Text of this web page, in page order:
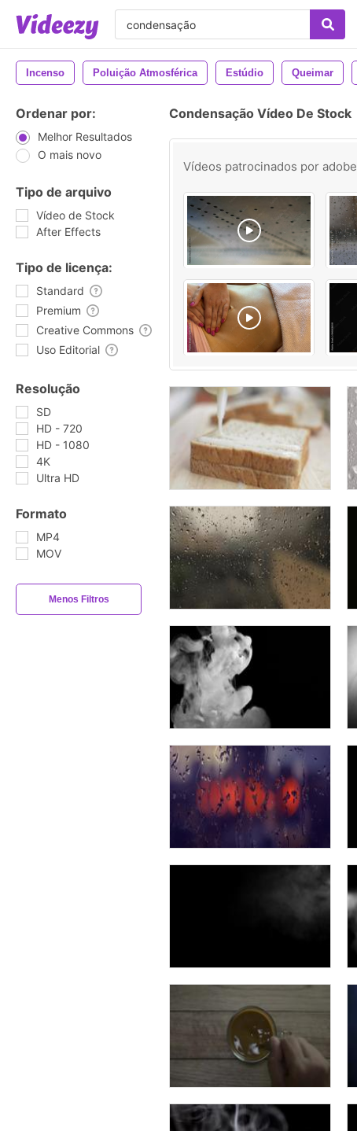
Incenso Poluição Atmosférica Estúdio Queimar
Ordenar por:
Melhor Resultados
O mais novo
Tipo de arquivo
Vídeo de Stock
After Effects
Tipo de licença:
Standard
Premium
Creative Commons
Uso Editorial
Resolução
SD
HD - 720
HD - 1080
4K
Ultra HD
Formato
MP4
MOV
Menos Filtros
Condensação Vídeo De Stock
Vídeos patrocinados por adobe